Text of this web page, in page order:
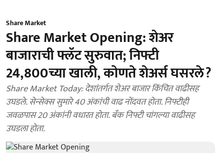
Share Market
Share Market Opening: शेअर
बाजाराची फ्लॅट सुरुवात; निफ्टी
24,800च्या खाली, कोणते शेअर्स घसरले?
Share Market Today: देशांतर्गत शेअर बाजार किंचित वाढीसह
उघडले. सेन्सेक्स सुमारे 40 अंकांची वाढ नोंदवत होता. निफ्टीही
जवळपास 20 अंकांनी वधारत होता. बँक निफ्टी चांगल्या वाढीसह
उघडला होता.